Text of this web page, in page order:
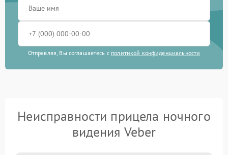
Отправляя, Вы соглашаетесь с политикой конфиденциальности
Неисправности прицела ночного
видения Veber